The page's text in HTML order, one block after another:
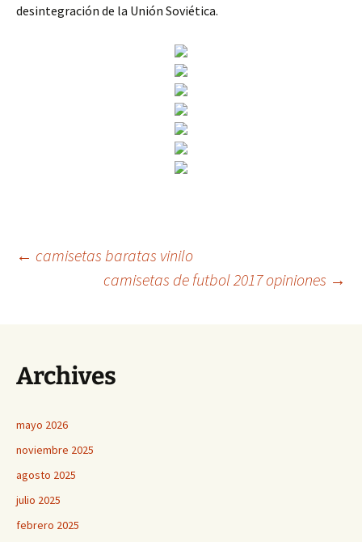
desintegración de la Unión Soviética.
Navegación
entradas
← camisetas baratas vinilo
camisetas de futbol 2017 opiniones →
Archives
mayo 2026
noviembre 2025
agosto 2025
julio 2025
febrero 2025